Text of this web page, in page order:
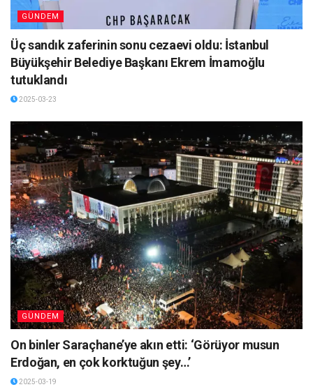
GÜNDEM
Üç sandık zaferinin sonu cezaevi oldu: İstanbul
Büyükşehir Belediye Başkanı Ekrem İmamoğlu
tutuklandı
2025-03-23
GÜNDEM
On binler Saraçhane’ye akın etti: ‘Görüyor musun
Erdoğan, en çok korktuğun şey…’
2025-03-19